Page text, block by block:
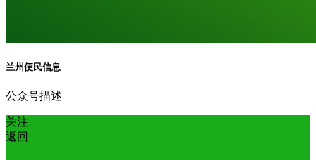
兰州便民信息
公众号描述
关注
返回